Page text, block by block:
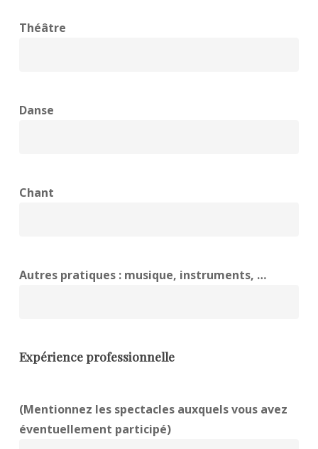
Théâtre
Danse
Chant
Autres pratiques : musique, instruments, …
Expérience professionnelle
(Mentionnez les spectacles auxquels vous avez
éventuellement participé)